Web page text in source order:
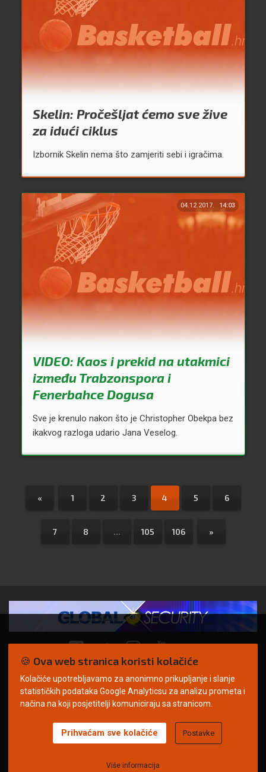
Skelin: Pročešljat ćemo sve žive
za idući ciklus
Izbornik Skelin nema što zamjeriti sebi i igračima.
04.12.2017. 14:03
VIDEO: Kaos i prekid na utakmici
između Trabzonspora i
Fenerbahce Dogusa
Sve je krenulo nakon što je Christopher Obekpa bez
ikakvog razloga udario Jana Veselog.
« 1 2 3 4 5 6
7 8 ... 105 106 »
© Copyright 2026. | ARILEO
Uvjeti korištenja Politika privatnosti
Impressum
🍪 Ova web stranica koristi kolačiće
Kolačiće upotrebljavamo za anonimno prikupljanje i slanje
statističkih podataka Google Analyticsu za analizu prometa i
načina na koji posjetitelji komuniciraju sa stranicom.
Više informacija
Prihvaćam sve kolačiće Postavke